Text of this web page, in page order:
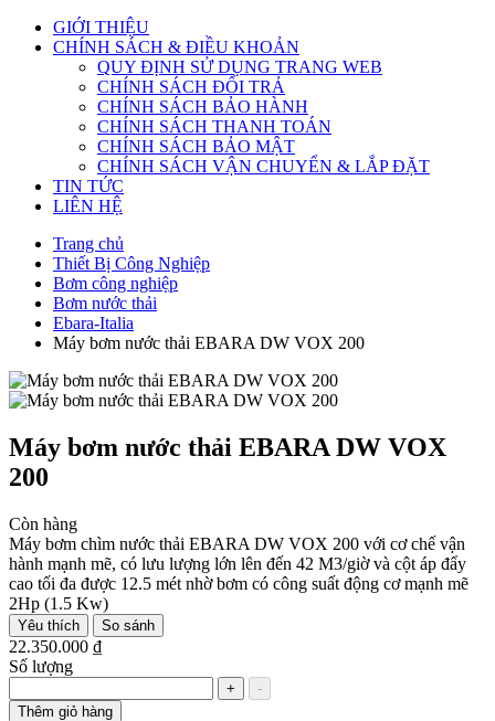
GIỚI THIỆU
CHÍNH SÁCH & ĐIỀU KHOẢN
QUY ĐỊNH SỬ DỤNG TRANG WEB
CHÍNH SÁCH ĐỔI TRẢ
CHÍNH SÁCH BẢO HÀNH
CHÍNH SÁCH THANH TOÁN
CHÍNH SÁCH BẢO MẬT
CHÍNH SÁCH VẬN CHUYỂN & LẮP ĐẶT
TIN TỨC
LIÊN HỆ
Trang chủ
Thiết Bị Công Nghiệp
Bơm công nghiệp
Bơm nước thải
Ebara-Italia
Máy bơm nước thải EBARA DW VOX 200
Máy bơm nước thải EBARA DW VOX
200
Còn hàng
Máy bơm chìm nước thải EBARA DW VOX 200 với cơ chế vận
hành mạnh mẽ, có lưu lượng lớn lên đến 42 M3/giờ và cột áp đẩy
cao tối đa được 12.5 mét nhờ bơm có công suất động cơ mạnh mẽ
2Hp (1.5 Kw)
Yêu thích So sánh
22.350.000 ₫
Số lượng
+
-
Thêm giỏ hàng